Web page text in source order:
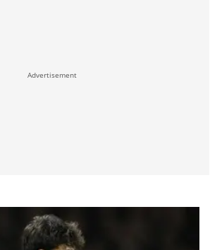
Advertisement